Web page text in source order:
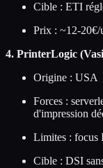
Cible : ETI
Prix : ~12-20€/
4. PrinterLogic
Origine : USA
Forces :
d'impression
Limites : focus
Cible : DSI